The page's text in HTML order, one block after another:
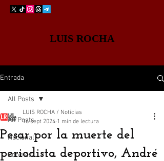
LUIS ROCHA
Entrada
All Posts
Nacional
Edomex
All Posts
Pesar por la muerte del
periodista deportivo, André
LUIS ROCHA / Noticias
16 sept 2024 1 min de lectura